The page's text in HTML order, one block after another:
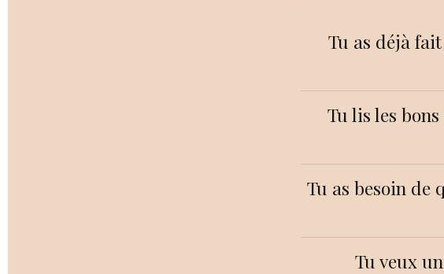
Tu as déjà
Tu lis les
Tu as besoin de
Tu veux